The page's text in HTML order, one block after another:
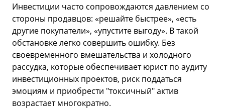
Инвестиции часто сопровождаются давлением со
стороны продавцов: «решайте быстрее», «есть
другие покупатели», «упустите выгоду». В такой
обстановке легко совершить ошибку. Без
своевременного вмешательства и холодного
рассудка, которые обеспечивает юрист по аудиту
инвестиционных проектов, риск поддаться
эмоциям и приобрести "токсичный" актив
возрастает многократно.